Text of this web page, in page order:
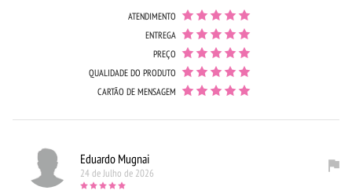
ATENDIMENTO
ENTREGA
PREÇO
QUALIDADE DO PRODUTO
CARTÃO DE MENSAGEM
Eduardo Mugnai
24 de Julho de 2026